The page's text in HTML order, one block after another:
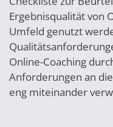
Ergebnisqualität von
Umfeld genutzt
Online-Coaching
Anforderungen an
eng miteinander